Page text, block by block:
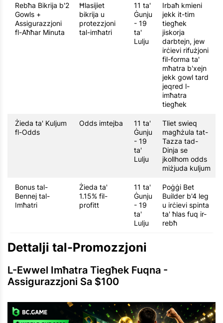
Rebħa Bikrija b'2
Gowls +
Assigurazzjoni
fl-Aħħar Minuta
Ħlasijiet
bikrija u
protezzjoni
tal-imħatri
11 ta'
Ġunju
- 19
ta'
Lulju
Irbaħ kmieni
jekk it-tim
tiegħek
jiskorja
darbtejn, jew
irċievi rifużjoni
fil-forma ta'
mħatra b'xejn
jekk gowl tard
jeqred l-
imħatra
tiegħek
Żieda ta' Kuljum
fl-Odds
Odds imtejba
11 ta'
Ġunju
- 19
ta'
Lulju
Tliet swieq
magħżula tat-
Tazza tad-
Dinja se
jkollhom odds
miżjuda kuljum
Bonus tal-
Bennej tal-
Imħatri
Żieda ta'
1.15% fil-
profitt
11 ta'
Ġunju
- 19
ta'
Lulju
Poġġi Bet
Builder b'4 leg
u irċievi spinta
ta' ħlas fuq ir-
rebħ
Dettalji tal-Promozzjoni
L-Ewwel Imħatra Tiegħek Fuqna -
Assigurazzjoni Sa $100